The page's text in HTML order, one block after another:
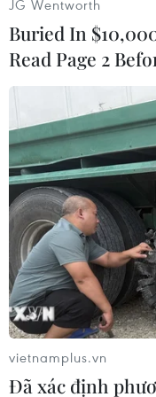
JG Wentworth
Buried In
Read Page 2
vietnamplus.vn
Đã xác định